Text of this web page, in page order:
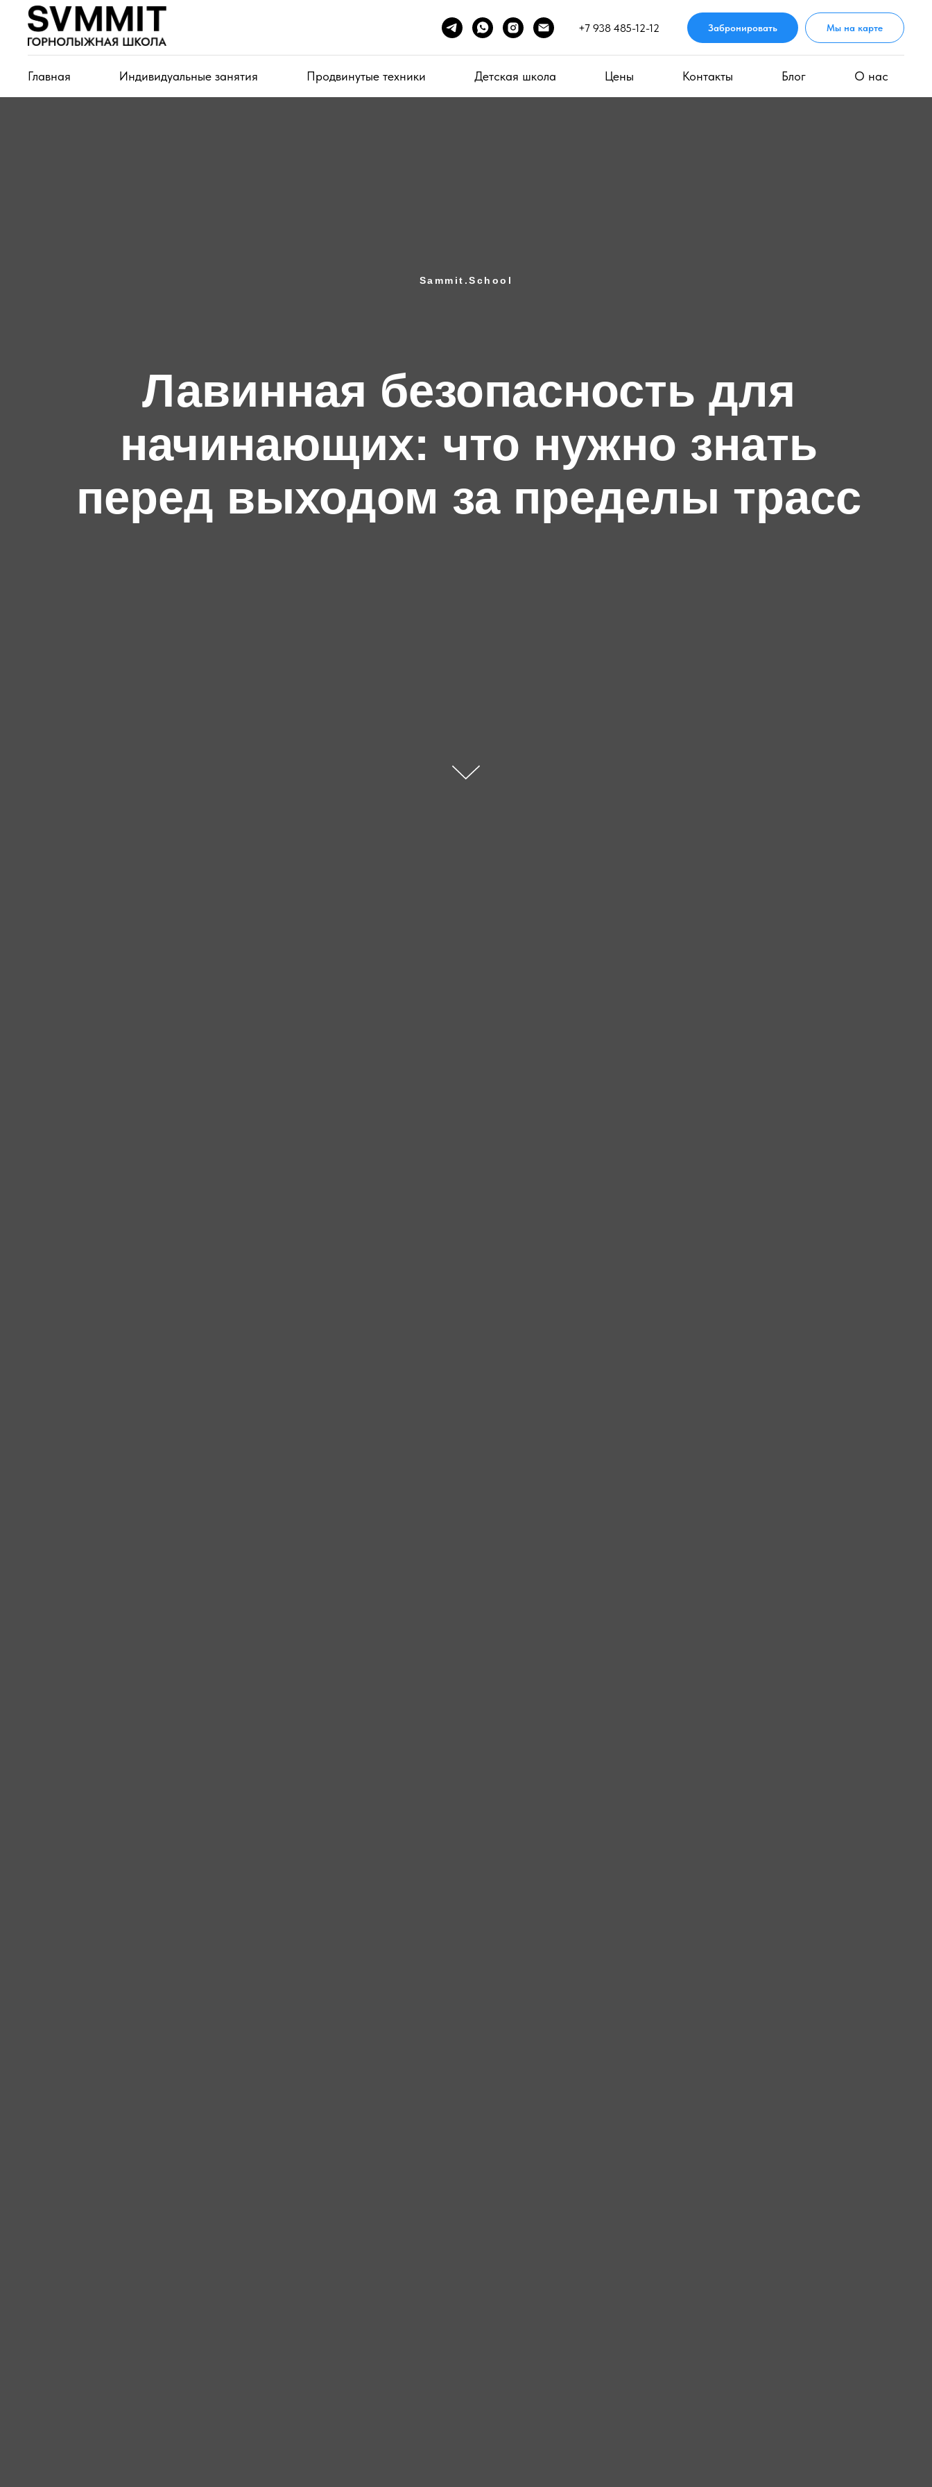
+7 938 485-12-12 Забронировать Мы на карте
Главная Индивидуальные занятия Продвинутые техники Детская школа Цены Контакты Блог О нас
Лавинная безопасность для
начинающих: что нужно знать
перед выходом за пределы трасс
Sammit.School